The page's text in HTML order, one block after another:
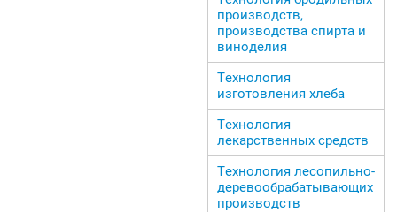
производств,
производства спирта и
виноделия
Технология
изготовления хлеба
Технология
лекарственных средств
Технология лесопильно-
деревообрабатывающих
производств